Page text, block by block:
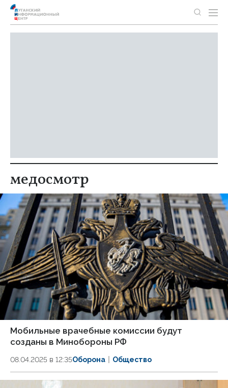
медосмотр
Мобильные врачебные комиссии будут
созданы в Минобороны РФ
08.04.2025 в 12:35Оборона Общество